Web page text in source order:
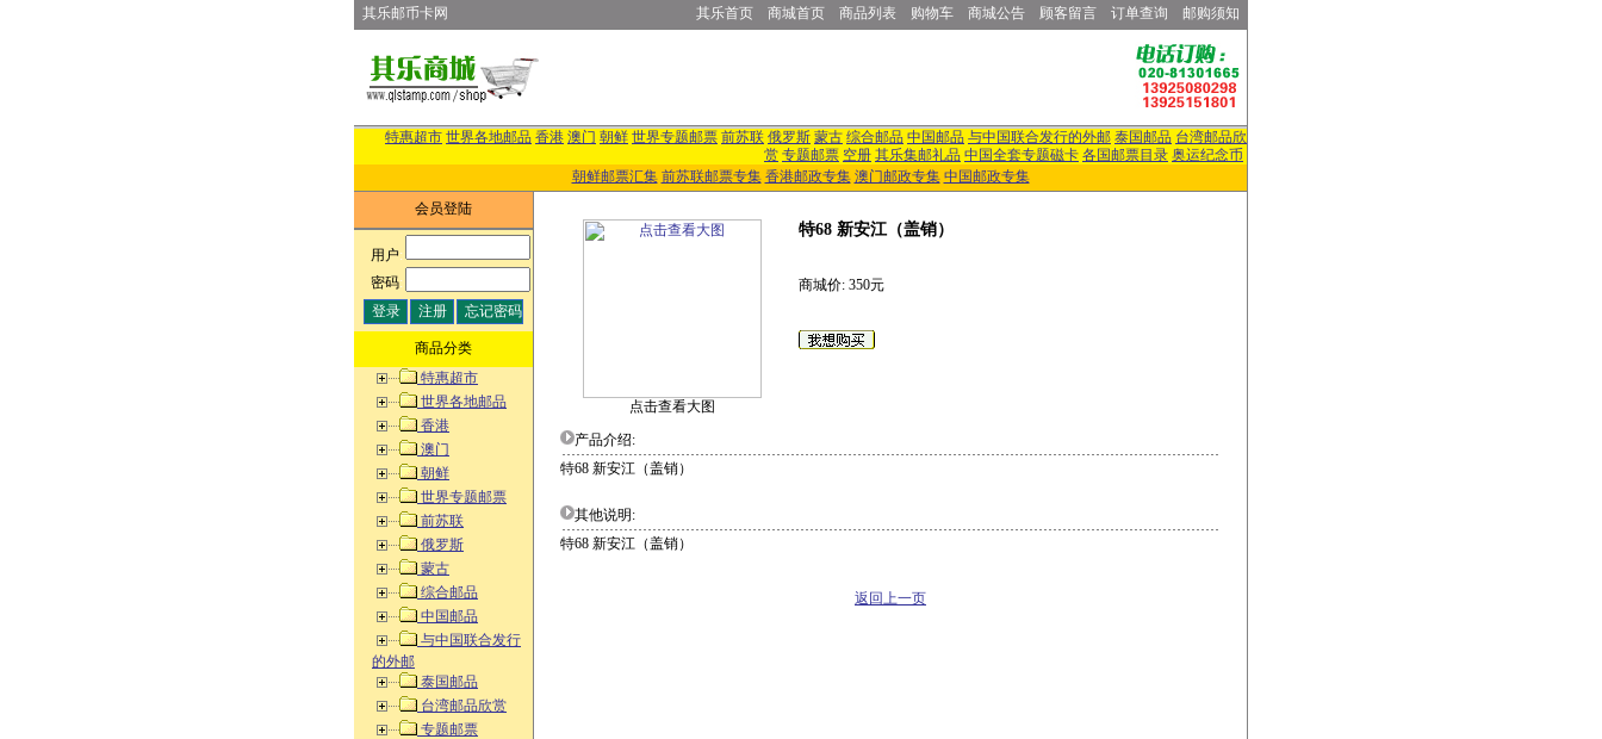
其乐邮币卡网 其乐首页 商城首页 商品列表 购物车 商城公告 顾客留言 订单查询 邮购须知
特惠超市 世界各地邮品 香港 澳门 朝鲜 世界专题邮票 前苏联 俄罗斯 蒙古 综合邮品 中国邮品 与中国联合发行的外邮 泰国邮品 台湾邮品欣
赏 专题邮票 空册 其乐集邮礼品 中国全套专题磁卡 各国邮票目录 奥运纪念币
朝鲜邮票汇集 前苏联邮票专集 香港邮政专集 澳门邮政专集 中国邮政专集
会员登陆
用户:
密码:
商品分类
特惠超市
世界各地邮品
香港
澳门
朝鲜
世界专题邮票
前苏联
俄罗斯
蒙古
综合邮品
中国邮品
与中国联合发行
的外邮
泰国邮品
台湾邮品欣赏
专题邮票
点击查看大图
特68 新安江（盖销）
商城价: 350元
产品介绍:
特68 新安江（盖销）
其他说明:
特68 新安江（盖销）
返回上一页